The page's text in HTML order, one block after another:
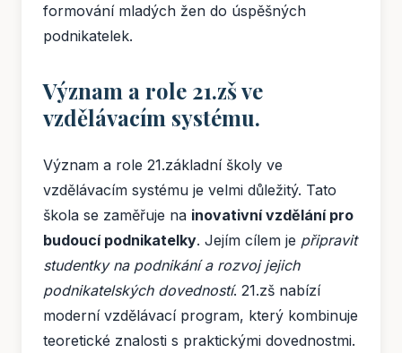
formování mladých žen do úspěšných
podnikatelek.
Význam a role 21.zš ve
vzdělávacím systému.
Význam a role 21.základní školy ve
vzdělávacím systému je velmi důležitý. Tato
škola se zaměřuje na inovativní vzdělání pro
budoucí podnikatelky. Jejím cílem je připravit
studentky na podnikání a rozvoj jejich
podnikatelských dovedností. 21.zš nabízí
moderní vzdělávací program, který kombinuje
teoretické znalosti s praktickými dovednostmi.